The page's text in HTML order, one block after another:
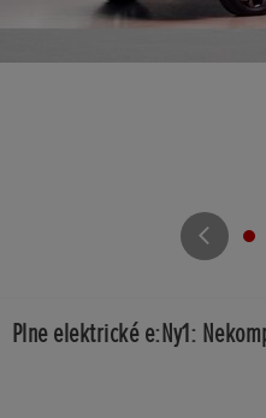
Plne elektrické e:Ny1: